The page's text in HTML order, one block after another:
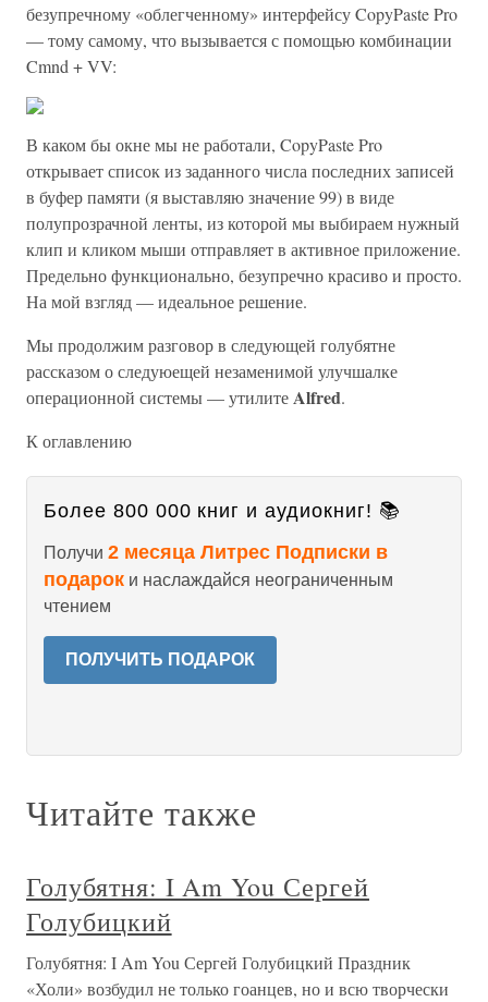
безупречному «облегченному» интерфейсу CopyPaste Pro
— тому самому, что вызывается с помощью комбинации
Cmnd + VV:
В каком бы окне мы не работали, CopyPaste Pro
открывает список из заданного числа последних записей
в буфер памяти (я выставляю значение 99) в виде
полупрозрачной ленты, из которой мы выбираем нужный
клип и кликом мыши отправляет в активное приложение.
Предельно функционально, безупречно красиво и просто.
На мой взгляд — идеальное решение.
Мы продолжим разговор в следующей голубятне
рассказом о следуюещей незаменимой улучшалке
операционной системы — утилитеAlfred.
К оглавлению
Более 800 000 книг и аудиокниг! 📚
Получи 2 месяца Литрес Подписки в
подарок и наслаждайся неограниченным
чтением
ПОЛУЧИТЬ ПОДАРОК
Читайте также
Голубятня: I Am You Сергей
Голубицкий
Голубятня: I Am You Сергей Голубицкий Праздник
«Холи» возбудил не только гоанцев, но и всю творчески